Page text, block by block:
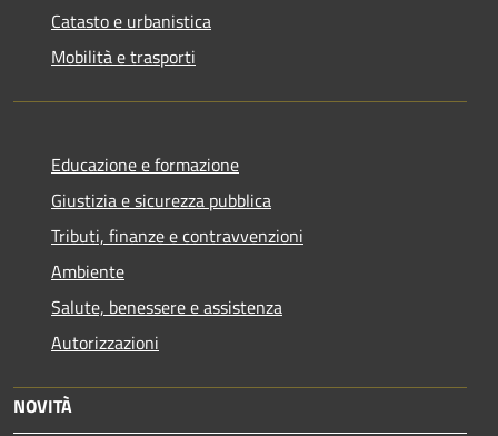
Catasto e urbanistica
Mobilità e trasporti
Educazione e formazione
Giustizia e sicurezza pubblica
Tributi, finanze e contravvenzioni
Ambiente
Salute, benessere e assistenza
Autorizzazioni
NOVITÀ